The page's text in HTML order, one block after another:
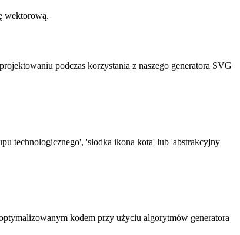
wektorową.
podczas korzystania z naszego generatora SVG
technologicznego', 'słodka ikona kota' lub 'abstrakcyjny
kodem przy użyciu algorytmów generatora